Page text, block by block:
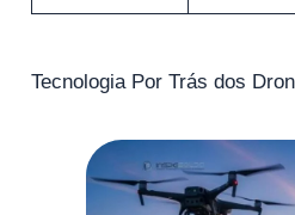
Tecnologia Por Trás dos